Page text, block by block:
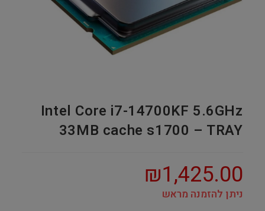
Intel Core i7-14700KF 5.6GHz
33MB cache s1700 – TRAY
₪1,425.00
ניתן להזמנה מראש